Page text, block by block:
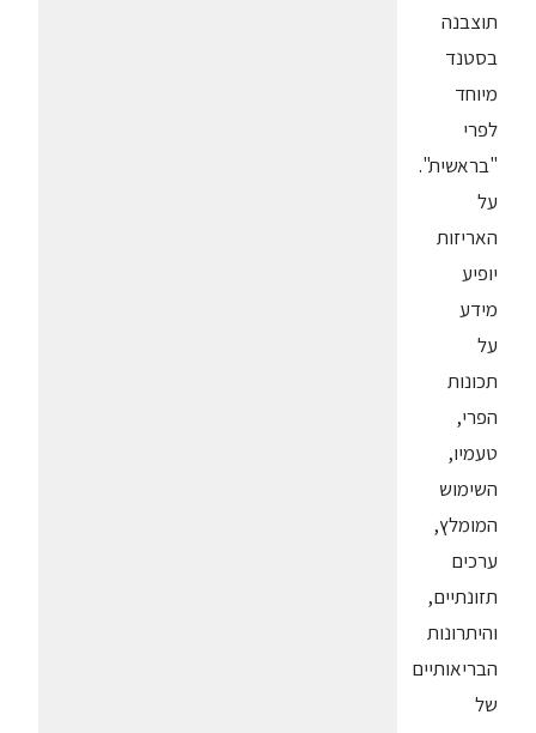
תוצבנה
בסטנד
מיוחד
לפרי
"בראשית".
על
האריזות
יופיע
מידע
על
תכונות
הפרי,
טעמיו,
השימוש
המומלץ,
ערכים
תזונתיים,
והיתרונות
הבריאותיים
של